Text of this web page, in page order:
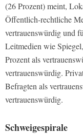
(26 Prozent) meint,
Öffentlich-rechtliche
vertrauenswürdig und
Leitmedien wie
Prozent als
vertrauenswürdig.
Befragten als
vertrauenswürdig.
Schweigespirale